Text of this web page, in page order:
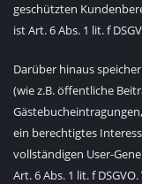
geschützten
ist Art. 6 Abs. 1 lit. f
Darüber hinaus
(wie z.B. öffentliche
ein berechtigtes
vollständigen User-
Art. 6 Abs. 1 lit. f